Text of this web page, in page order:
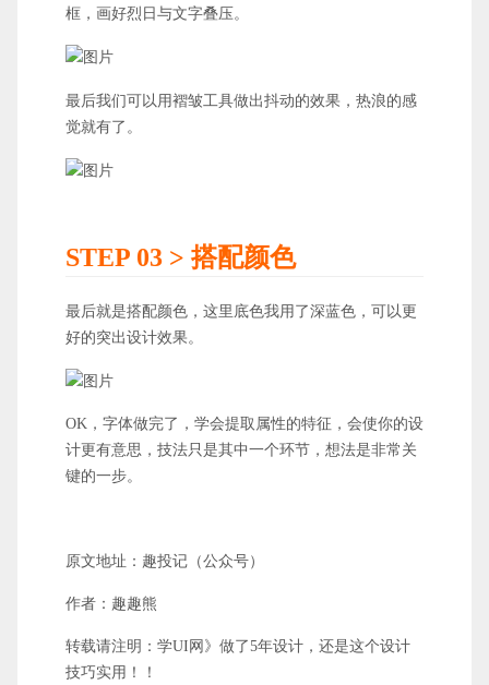
框，画好烈日与文字叠压。
最后我们可以用褶皱工具做出抖动的效果，热浪的感
觉就有了。
STEP 03 > 搭配颜色
最后就是搭配颜色，这里底色我用了深蓝色，可以更
好的突出设计效果。
OK，字体做完了，学会提取属性的特征，会使你的设
计更有意思，技法只是其中一个环节，想法是非常关
键的一步。
原文地址：趣投记（公众号）
作者：趣趣熊
转载请注明：学UI网》做了5年设计，还是这个设计
技巧实用！！